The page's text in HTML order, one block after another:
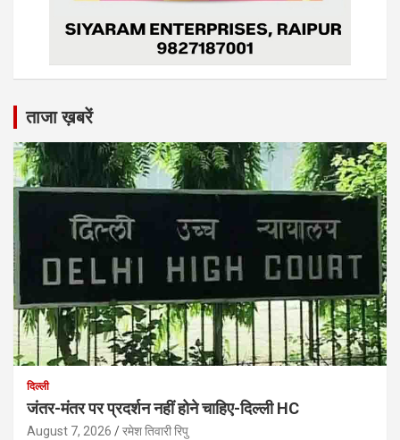
ताजा ख़बरें
दिल्ली
जंतर-मंतर पर प्रदर्शन नहीं होने चाहिए-दिल्ली HC
August 7, 2026 रमेश तिवारी रिपु